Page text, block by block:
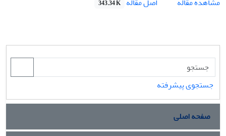
343.34 K
جستجوی پیشرفته
صفحه اصلی